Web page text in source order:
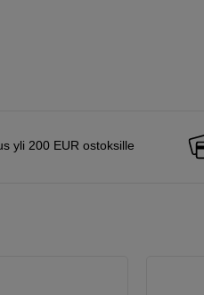
yli 200 EUR ostoksille